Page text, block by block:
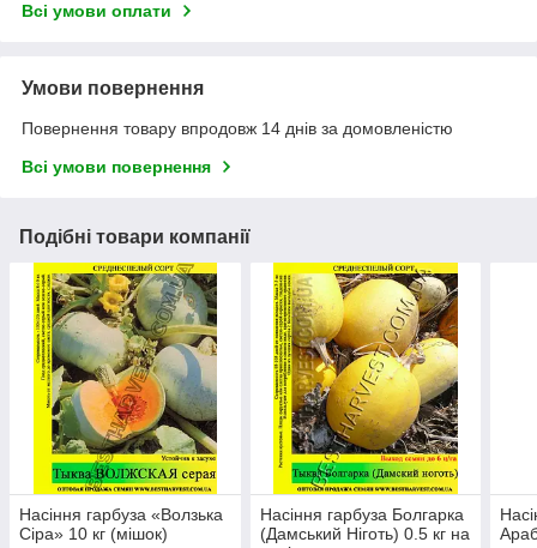
Всі умови оплати
Умови повернення
Повернення товару впродовж 14 днів за домовленістю
Всі умови повернення
Подібні товари компанії
Насіння гарбуза «Волзька
Сіра» 10 кг (мішок)
Насіння гарбуза Болгарка
(Дамський Ніготь) 0.5 кг на